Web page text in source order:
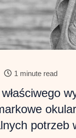
1 minute read
potrzeb